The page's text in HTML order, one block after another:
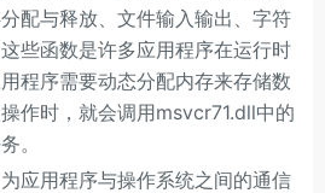
配与释放、文件输入输出、字符
些函数是许多应用程序在运行时
程序需要动态分配内存来存储数
作时，就会调用msvcr71.dll中的
。
用程序与操作系统之间的通信